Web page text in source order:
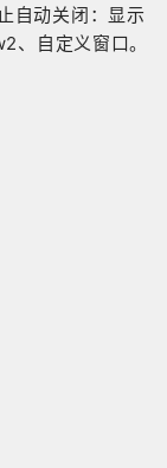
自动关闭：显示
、自定义窗口。